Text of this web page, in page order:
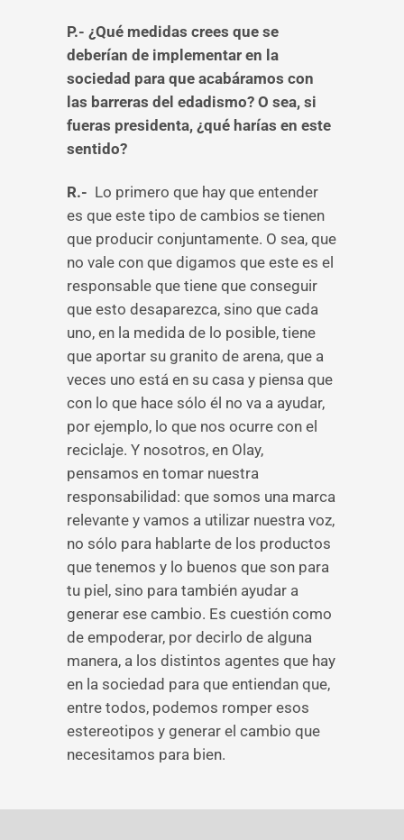
P.- ¿Qué medidas crees que se
deberían de implementar en la
sociedad para que acabáramos con
las barreras del edadismo? O sea, si
fueras presidenta, ¿qué harías en este
sentido?
R.- Lo primero que hay que entender
es que este tipo de cambios se tienen
que producir conjuntamente. O sea, que
no vale con que digamos que este es el
responsable que tiene que conseguir
que esto desaparezca, sino que cada
uno, en la medida de lo posible, tiene
que aportar su granito de arena, que a
veces uno está en su casa y piensa que
con lo que hace sólo él no va a ayudar,
por ejemplo, lo que nos ocurre con el
reciclaje. Y nosotros, en Olay,
pensamos en tomar nuestra
responsabilidad: que somos una marca
relevante y vamos a utilizar nuestra voz,
no sólo para hablarte de los productos
que tenemos y lo buenos que son para
tu piel, sino para también ayudar a
generar ese cambio. Es cuestión como
de empoderar, por decirlo de alguna
manera, a los distintos agentes que hay
en la sociedad para que entiendan que,
entre todos, podemos romper esos
estereotipos y generar el cambio que
necesitamos para bien.